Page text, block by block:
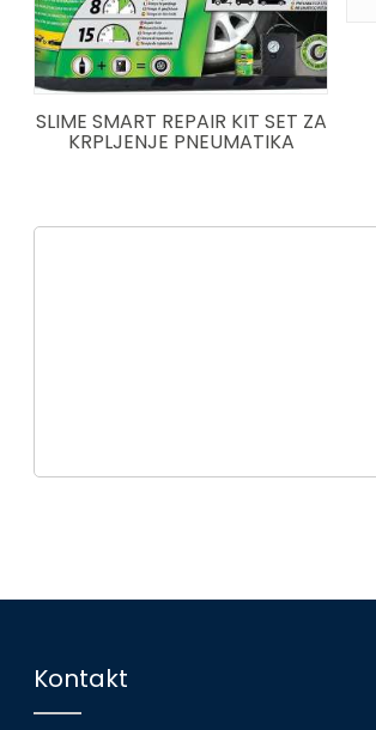
SLIME SMART REPAIR KIT SET ZA
KRPLJENJE PNEUMATIKA
Kontakt